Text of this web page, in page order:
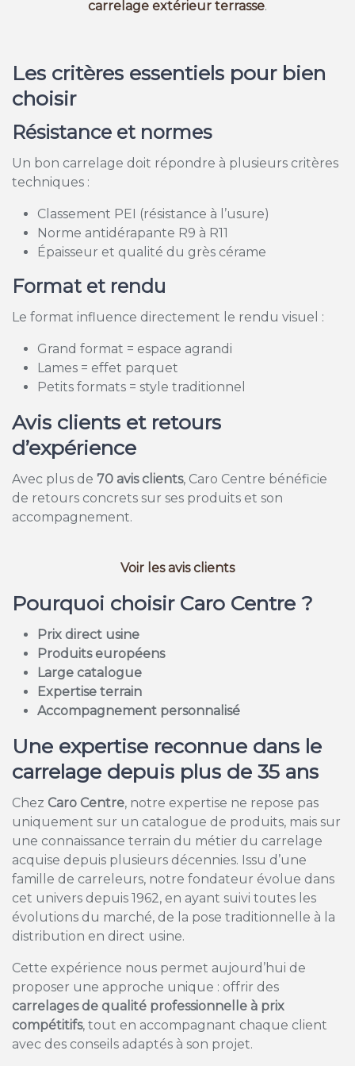
carrelage extérieur terrasse.
Les critères essentiels pour bien
choisir
Résistance et normes
Un bon carrelage doit répondre à plusieurs critères
techniques :
Classement PEI (résistance à l’usure)
Norme antidérapante R9 à R11
Épaisseur et qualité du grès cérame
Format et rendu
Le format influence directement le rendu visuel :
Grand format = espace agrandi
Lames = effet parquet
Petits formats = style traditionnel
Avis clients et retours
d’expérience
Avec plus de 70 avis clients, Caro Centre bénéficie
de retours concrets sur ses produits et son
accompagnement.
Voir les avis clients
Pourquoi choisir Caro Centre ?
Prix direct usine
Produits européens
Large catalogue
Expertise terrain
Accompagnement personnalisé
Une expertise reconnue dans le
carrelage depuis plus de 35 ans
Chez Caro Centre, notre expertise ne repose pas
uniquement sur un catalogue de produits, mais sur
une connaissance terrain du métier du carrelage
acquise depuis plusieurs décennies. Issu d’une
famille de carreleurs, notre fondateur évolue dans
cet univers depuis 1962, en ayant suivi toutes les
évolutions du marché, de la pose traditionnelle à la
distribution en direct usine.
Cette expérience nous permet aujourd’hui de
proposer une approche unique : offrir des
carrelages de qualité professionnelle à prix
compétitifs, tout en accompagnant chaque client
avec des conseils adaptés à son projet.